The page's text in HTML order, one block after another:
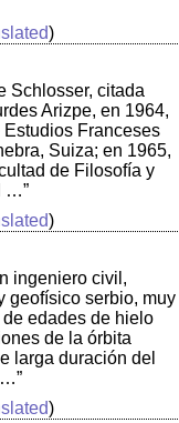
)
Schlosser, citada
Arizpe, en 1964,
Franceses
Suiza; en 1965,
de Filosofía y
…”
)
ingeniero civil,
geofísico serbio, muy
edades de hielo
de la órbita
larga duración del
)